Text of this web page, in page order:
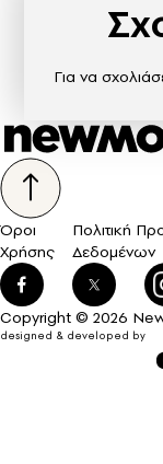
Για να
Όροι
Χρήσης
Πολιτική
Δεδομένων
Copyright © 2026
designed & developed by